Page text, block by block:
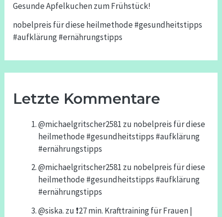
Gesunde Apfelkuchen zum Frühstück!
nobelpreis für diese heilmethode #gesundheitstipps
#aufklärung #ernährungstipps
Letzte Kommentare
@michaelgritscher2581 zu nobelpreis für diese
heilmethode #gesundheitstipps #aufklärung
#ernährungstipps
@michaelgritscher2581 zu nobelpreis für diese
heilmethode #gesundheitstipps #aufklärung
#ernährungstipps
@siska. zu ❗️27 min. Krafttraining für Frauen |